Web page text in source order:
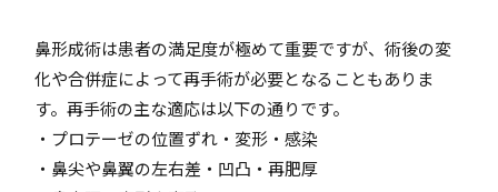
鼻形成術は患者の満足度が極めて重要ですが、術後の変
化や合併症によって再手術が必要となることもありま
す。再手術の主な適応は以下の通りです。
・プロテーゼの位置ずれ・変形・感染
・鼻尖や鼻翼の左右差・凹凸・再肥厚